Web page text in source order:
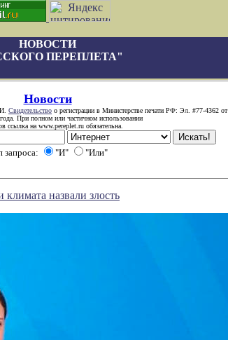
НОВОСТИ
ПЕРЕПЛЕТА"
Новости
Свидетельство о регистрации в Министерстве печати РФ: Эл. #77-4362 от
При полном или частичном использовании
ссылка на www.pereplet.ru обязательна.
запроса: "И" "Или"
назвали злость